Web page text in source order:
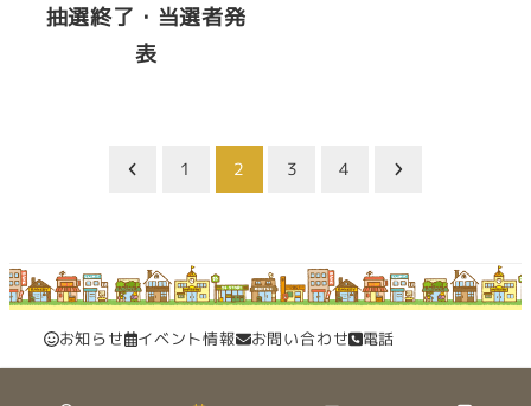
抽選終了・当選者発
表
の
ペ
ー
1 2 3 4
お知らせ イベント情報 お問い合わせ 電話